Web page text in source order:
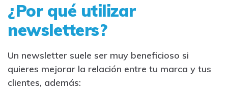
¿Por qué utilizar
newsletters?
Un newsletter suele ser muy beneficioso si
quieres mejorar la relación entre tu marca y tus
clientes, además: